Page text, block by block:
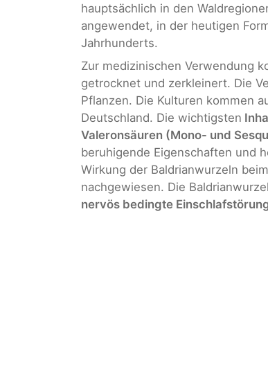
hauptsächlich in den
angewendet, in der heutigen
Jahrhunderts.
Zur medizinischen Verwendung
getrocknet und zerkleinert. Die
Pflanzen. Die Kulturen kommen
Deutschland. Die wichtigsten
Valeronsäuren (Mono- und
beruhigende Eigenschaften und
Wirkung der Baldrianwurzeln
nachgewiesen. Die
nervös bedingte